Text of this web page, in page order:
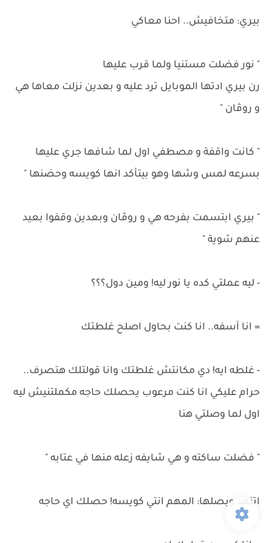
بيري: متخافيش.. احنا معاكي
" نور فضلت مستنيا ولما قرب عليها
رن بيري ادتها الموبايل ترد عليه و بعدين نزلت معاها هي
و روڤان "
" كانت واقفة و مصطفي اول لما شافها جري عليها
بسرعه لمس وشها وهو بيتأكد انها كويسه وحضنها "
" بيري ابتسمت بفرحه هي و روڤان وبعدين وقفوا بعيد
عنهم شوية "
- ليه عملتي كده يا نور ليه! ومين دول؟؟؟
= انا آسفه.. انا كنت بحاول اصلح غلطتك
- غلطه ايه! دي مكانتش غلطتك وانا قولتلك هتصرف..
حرام عليكي انا كنت مرعوب يحصلك حاجه مكملتنيش ليه
اول لما وصلتي هنا
" فضلت ساكته و هي شايفه زعله منها في عتابه "
اتنهد وبصلها: المهم انتي كويسه! حصلك اي حاجه